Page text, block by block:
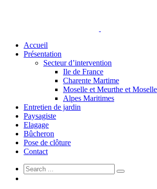
Accueil
Présentation
Secteur d’intervention
Ile de France
Charente Martime
Moselle et Meurthe et Moselle
Alpes Maritimes
Entretien de jardin
Paysagiste
Elagage
Bûcheron
Pose de clôture
Contact